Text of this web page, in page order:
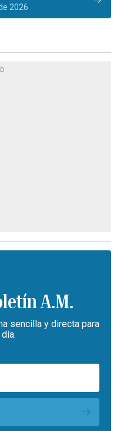
2026
A.M.
sencilla y directa para